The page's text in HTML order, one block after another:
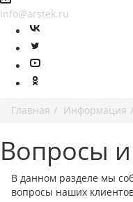
info@arstek.ru
Главная Информация
Вопросы
В данном разделе мы
вопросы наших